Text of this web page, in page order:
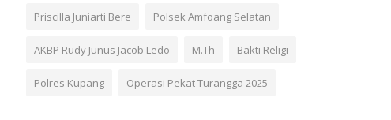
Priscilla Juniarti Bere Polsek Amfoang Selatan
AKBP Rudy Junus Jacob Ledo M.Th Bakti Religi
Polres Kupang Operasi Pekat Turangga 2025